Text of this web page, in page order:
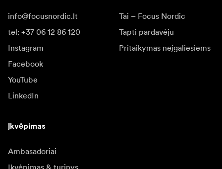
info@focusnordic.lt
tel: +37 06 12 86 120
Instagram
Facebook
YouTube
LinkedIn
Tai – Focus Nordic
Tapti pardavėju
Pritaikymas neįgaliesiems
Įkvėpimas
Ambasadoriai
Įkvėpimas & turinys